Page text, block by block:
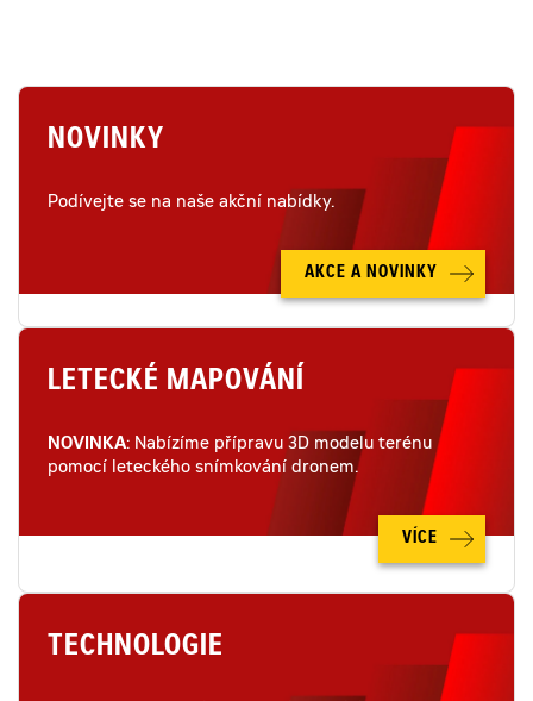
NOVINKY
Podívejte se na naše akční nabídky.
AKCE A NOVINKY
LETECKÉ MAPOVÁNÍ
NOVINKA: Nabízíme přípravu 3D modelu terénu
pomocí leteckého snímkování dronem.
VÍCE
TECHNOLOGIE